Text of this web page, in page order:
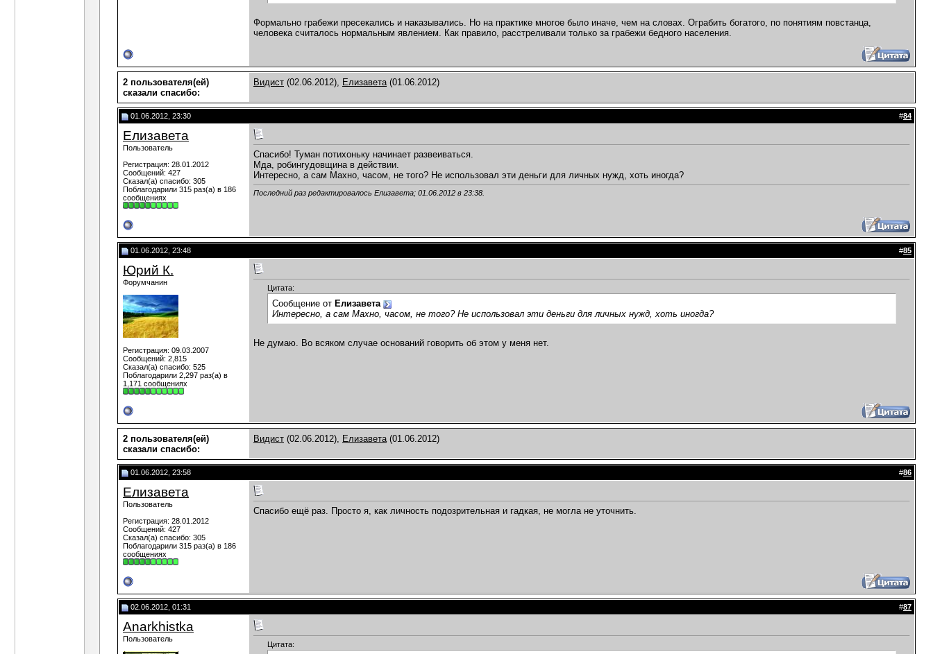
Формально грабежи пресекались и наказывались. Но на практике многое было иначе, чем на словах. Ограбить богатого, по понятиям повстанца,
человека считалось нормальным явлением. Как правило, расстреливали только за грабежи бедного населения.
2 пользователя(ей)
сказали cпасибо:
Видист (02.06.2012), Елизавета(01.06.2012)
01.06.2012, 23:30 #84
Елизавета
Пользователь
Регистрация: 28.01.2012
Сообщений: 427
Сказал(а) спасибо: 305
Поблагодарили 315 раз(а) в 186
сообщениях
Спасибо! Туман потихоньку начинает развеиваться.
Мда, робингудовщина в действии.
Интересно, а сам Махно, часом, не того? Не использовал эти деньги для личных нужд, хоть иногда?
Последний раз редактировалось Елизавета; 01.06.2012 в 23:38
01.06.2012, 23:48 #85
Юрий К.
Форумчанин
Регистрация: 09.03.2007
Сообщений: 2,815
Сказал(а) спасибо: 525
Поблагодарили 2,297 раз(а) в
1,171 сообщениях
Цитата:
Сообщение от Елизавета
Интересно, а сам Махно, часом, не того? Не использовал эти деньги для личных нужд, хоть иногда?
Не думаю. Во всяком случае оснований говорить об этом у меня нет.
2 пользователя(ей)
сказали cпасибо:
Видист (02.06.2012), Елизавета(01.06.2012)
01.06.2012, 23:58 #86
Елизавета
Пользователь
Регистрация: 28.01.2012
Сообщений: 427
Сказал(а) спасибо: 305
Поблагодарили 315 раз(а) в 186
сообщениях
Спасибо ещё раз. Просто я, как личность подозрительная и гадкая, не могла не уточнить.
02.06.2012, 01:31 #87
Anarkhistka
Пользователь
Цитата: